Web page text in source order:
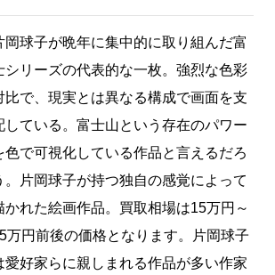
岡球子が晩年に集中的に取り組んだ富
シリーズの代表的な一枚。強烈な色彩
比で、現実とは異なる構成で画面を支
している。富士山という存在のパワー
色で可視化している作品と言えるだろ
。片岡球子が持つ独自の感覚によって
かれた絵画作品。買取相場は15万円～
万円前後の価格となります。片岡球子
愛好家らに親しまれる作品が多い作家